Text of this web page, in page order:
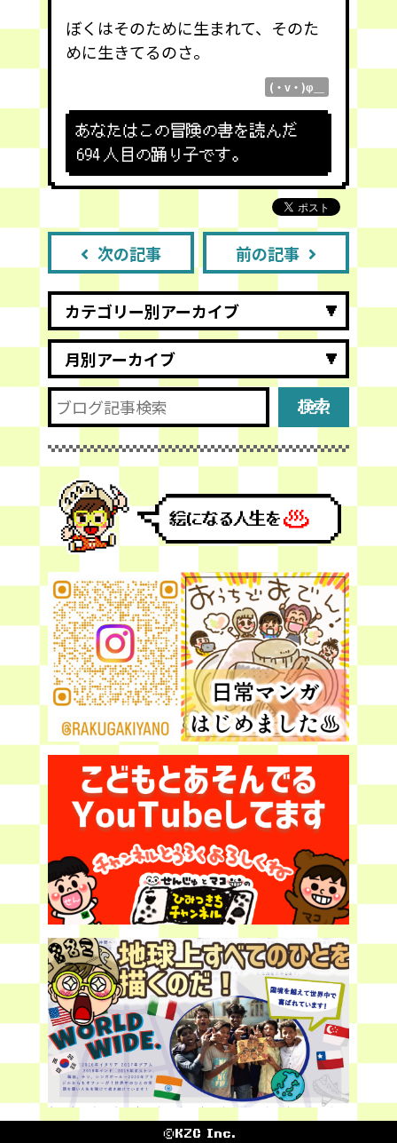
ぼくはそのために生まれて、そのた
めに生きてるのさ。
(・v・)φ＿
あなたはこの冒険の書を読んだ
694 人目の踊り子です。
次の記事 前の記事
©KZC Inc.